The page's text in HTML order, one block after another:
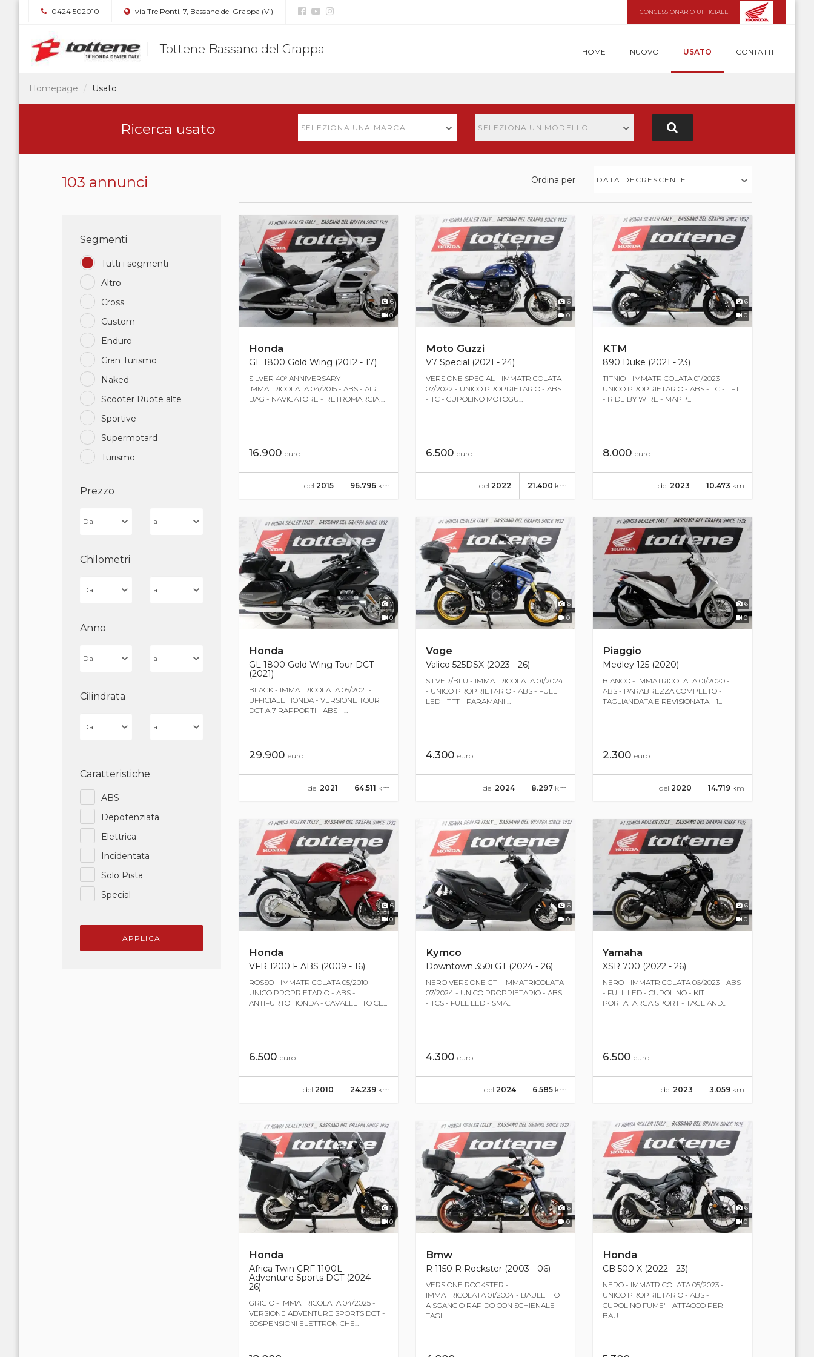
0424 502010 via Tre Ponti, 7, Bassano del Grappa (VI) CONCESSIONARIO UFFICIALE
Tottene Bassano del Grappa HOME NUOVO USATO CONTATTI
Homepage Usato
Ricerca usato SELEZIONA UNA MARCA SELEZIONA UN MODELLO
103 annunci Ordina per DATA DECRESCENTE
Segmenti
Tutti i segmenti
Altro
Cross
Custom
Enduro
Gran Turismo
Naked
Scooter Ruote alte
Sportive
Supermotard
Turismo
Prezzo
Chilometri
Anno
Cilindrata
Caratteristiche
ABS
Depotenziata
Elettrica
Incidentata
Solo Pista
Special
APPLICA
6
0
Honda
GL 1800 Gold Wing (2012 - 17)
SILVER 40° ANNIVERSARY -
IMMATRICOLATA 04/2015 - ABS - AIR
BAG - NAVIGATORE - RETROMARCIA ...
16.900 euro
96.796 km
del 2015
6
0
Moto Guzzi
V7 Special (2021 - 24)
VERSIONE SPECIAL - IMMATRICOLATA
07/2022 - UNICO PROPRIETARIO - ABS
- TC - CUPOLINO MOTOGU...
6.500 euro
21.400 km
del 2022
6
0
KTM
890 Duke (2021 - 23)
TITNIO - IMMATRICOLATA 01/2023 -
UNICO PROPRIETARIO - ABS - TC - TFT
- RIDE BY WIRE - MAPP...
8.000euro
10.473 km
del 2023
7
0
Honda
GL 1800 Gold Wing Tour DCT
(2021)
BLACK - IMMATRICOLATA 05/2021 -
UFFICIALE HONDA - VERSIONE TOUR
DCT A 7 RAPPORTI - ABS - ...
29.900 euro
64.511 km
del 2021
6
0
Voge
Valico 525DSX (2023 - 26)
SILVER/BLU - IMMATRICOLATA 01/2024
- UNICO PROPRIETARIO - ABS - FULL
LED - TFT - PARAMANI ...
4.300 euro
8.297 km
del 2024
6
0
Piaggio
Medley 125 (2020)
BIANCO - IMMATRICOLATA 01/2020 -
ABS - PARABREZZA COMPLETO -
TAGLIANDATA E REVISIONATA - 1...
2.300euro
14.719 km
del 2020
6
0
Honda
VFR 1200 F ABS (2009 - 16)
ROSSO - IMMATRICOLATA 05/2010 -
UNICO PROPRIETARIO - ABS -
ANTIFURTO HONDA - CAVALLETTO CE...
6.500 euro
24.239 km
del 2010
6
0
Kymco
Downtown 350i GT (2024 - 26)
NERO VERSIONE GT - IMMATRICOLATA
07/2024 - UNICO PROPRIETARIO - ABS
- TCS - FULL LED - SMA...
4.300 euro
6.585 km
del 2024
6
0
Yamaha
XSR 700 (2022 - 26)
NERO - IMMATRICOLATA 06/2023 - ABS
- FULL LED - CUPOLINO - KIT
PORTATARGA SPORT - TAGLIAND...
6.500euro
3.059 km
del 2023
7
0
Honda
Africa Twin CRF 1100L
Adventure Sports DCT (2024 -
26)
GRIGIO - IMMATRICOLATA 04/2025 -
VERSIONE ADVENTURE SPORTS DCT -
SOSPENSIONI ELETTRONICHE...
6
0
Bmw
R 1150 R Rockster (2003 - 06)
VERSIONE ROCKSTER -
IMMATRICOLATA 01/2004 - BAULETTO
A SGANCIO RAPIDO CON SCHIENALE -
TAGL...
6
0
Honda
CB 500 X (2022 - 23)
NERO - IMMATRICOLATA 05/2023 -
UNICO PROPRIETARIO - ABS -
CUPOLINO FUME' - ATTACCO PER
BAU...